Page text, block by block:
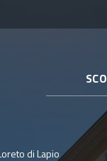
di Lapio